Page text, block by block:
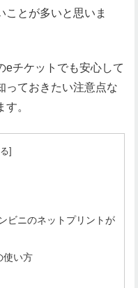
ことが多いと思いま
eチケットでも安心して
っておきたい注意点な
。
ビニのネットプリントが
使い方